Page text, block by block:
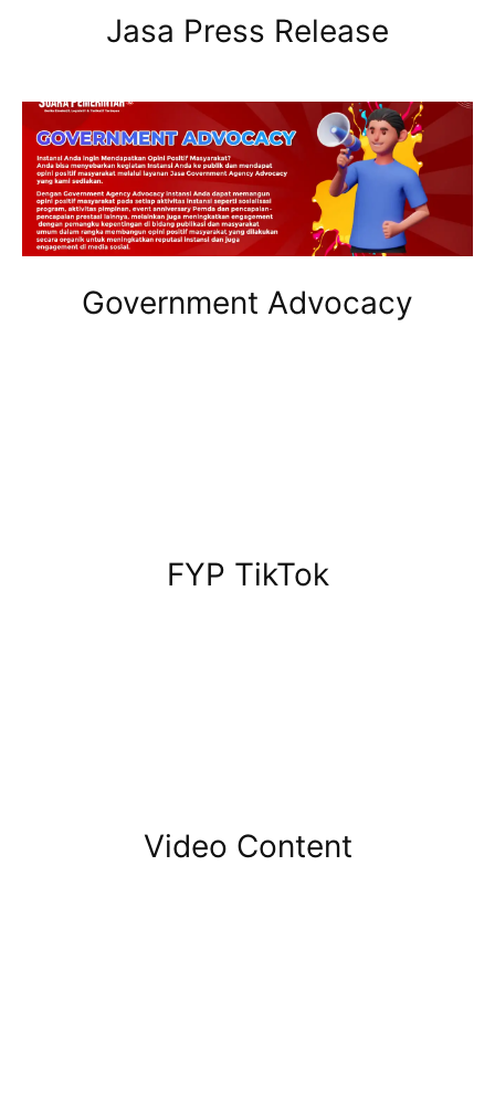
Jasa Press Release
Government Advocacy
FYP TikTok
Video Content